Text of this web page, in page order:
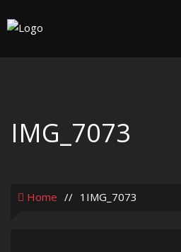
IMG_7073
Home // 1IMG_7073